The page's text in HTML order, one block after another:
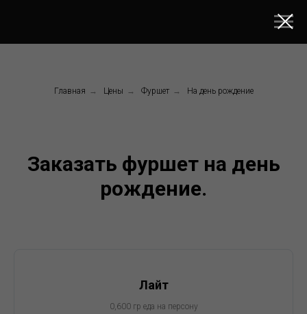
Главная → Цены → Фуршет → На день рождение
Заказать фуршет на день
рождение.
Лайт
0,600 гр еда на персону